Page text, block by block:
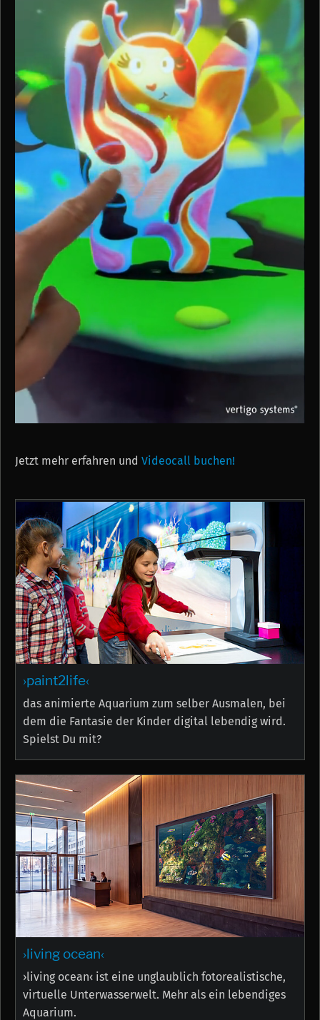
Mute
Jetzt mehr erfahren und Videocall buchen!
›paint2life‹
das animierte Aquarium zum selber Ausmalen, bei
dem die Fantasie der Kinder digital lebendig wird.
Spielst Du mit?
›living ocean‹
›living ocean‹ ist eine unglaublich fotorealistische,
virtuelle Unterwasserwelt. Mehr als ein lebendiges
Aquarium.